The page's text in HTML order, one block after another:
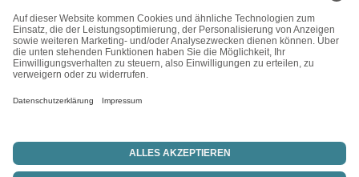
Vogue
Vogue Schnittmuster V2092 – leicht ausgestellter
Kurzmantel für Damen
24,00€